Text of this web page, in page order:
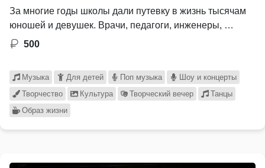
За многие годы школы дали путевку в жизнь тысячам
юношей и девушек. Врачи, педагоги, инженеры, …
500
Музыка Для детей Поп музыка
Шоу и концерты
Творчество
Культура Творческий вечер
Танцы
Образ жизни